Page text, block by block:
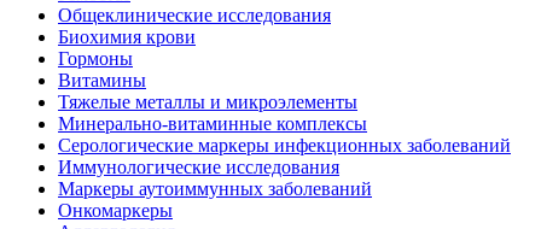
Общеклинические исследования
Биохимия крови
Гормоны
Витамины
Тяжелые металлы и микроэлементы
Минерально-витаминные комплексы
Серологические маркеры инфекционных заболеваний
Иммунологические исследования
Маркеры аутоиммунных заболеваний
Онкомаркеры